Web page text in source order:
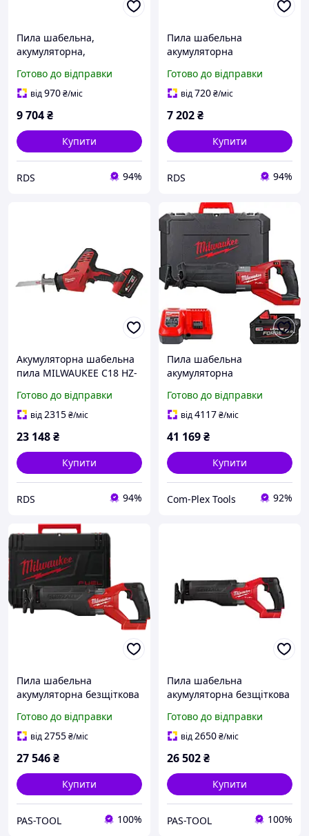
Пила шабельна,
акумуляторна,
(какркас, полотно)
(4933501112)
Готово до відправки
від970₴/міс
9 704₴
Купити
RDS 94%
Пила шабельна
акумуляторна
(каркас, полотно,
картонне пакуваннчя)
Готово до відправки
від720₴/міс
7 202₴
Купити
RDS 94%
Акумуляторна шабельна
пила MILWAUKEE C18 HZ-
сумка (4933501114)
Готово до відправки
від2315₴/міс
23 148₴
Купити
RDS 94%
Пила шабельна
акумуляторна
801C, (4933499177)
Готово до відправки
від4117₴/міс
41 169₴
Купити
Com-Plex Tools 92%
Пила шабельна
акумуляторна безщіткова
(каркас + HDкейс)
Готово до відправки
від2755₴/міс
27 546₴
Купити
PAS-TOOL 100%
Пила шабельна
акумуляторна безщіткова
(каркас, полотно)
Готово до відправки
від2650₴/міс
26 502₴
Купити
PAS-TOOL 100%